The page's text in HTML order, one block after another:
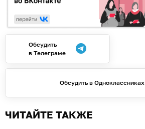
Обсудить
в Телеграме
Обсудить в Одноклассниках
ЧИТАЙТЕ ТАКЖЕ